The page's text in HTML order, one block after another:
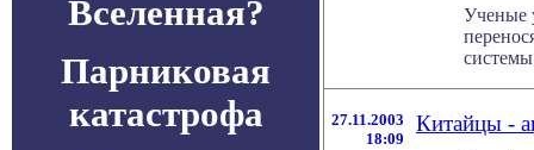
Вселенная?
Парниковая
катастрофа
Ученые
27.11.2003
18:09
Китайцы -